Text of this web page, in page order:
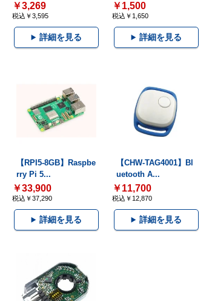
￥3,269
税込￥3,595
詳細を見る
￥1,500
税込￥1,650
詳細を見る
【RPI5-8GB】Raspbe
rry Pi 5...
￥33,900
税込￥37,290
詳細を見る
【CHW-TAG4001】Bl
uetooth A...
￥11,700
税込￥12,870
詳細を見る